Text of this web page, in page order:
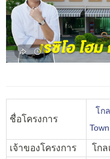
ชื่อโครงการ
โก
เจ้าของโครงการ
โก